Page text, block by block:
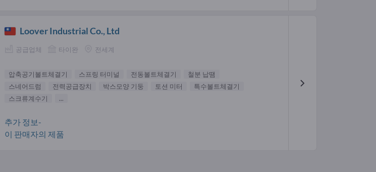
Loover Industrial Co., Ltd
공급업체 타이완 전세계
압축공기볼트체결기 스프링 터미널 전동볼트체결기
철분 납땜
스네어드럼
전력공급장치 박스모양 기둥 토션 미터
특수볼트체결기
스크류계수기
...
추가 정보-
이 판매자의 제품